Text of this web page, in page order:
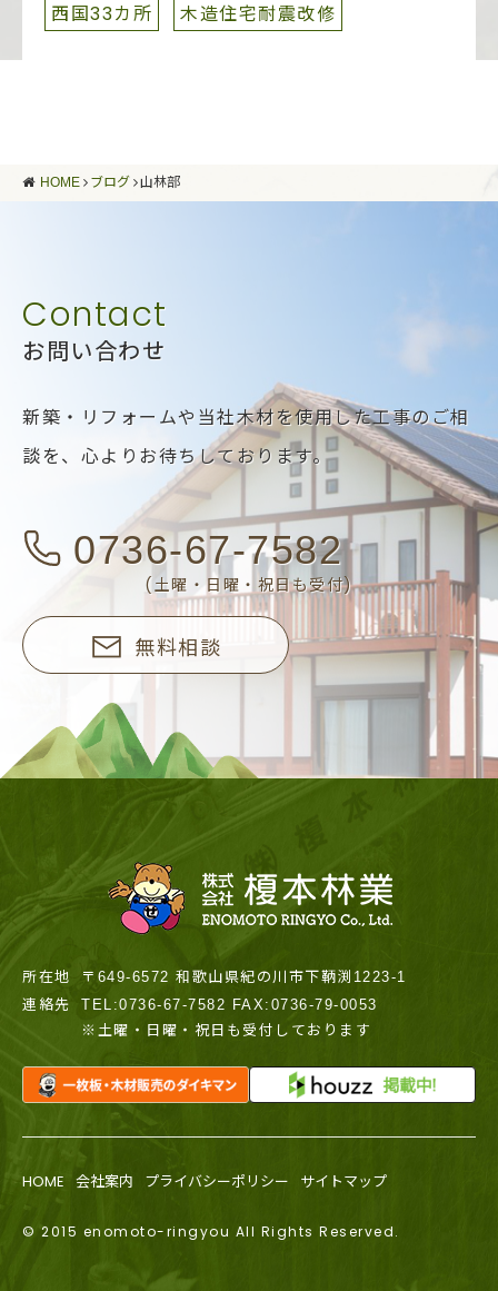
西国33カ所
木造住宅耐震改修
HOME ブログ 山林部
お問い合わせ
新築・リフォームや当社木材を使用した工事のご相
談を、 心よりお待ちしております。
0736-67-7582
(土曜・日曜・祝日も受付)
無料相談
所在地
〒649-6572 和歌山県紀の川市下鞆渕1223-1
連絡先
TEL:0736-67-7582 FAX:0736-79-0053
※土曜・日曜・祝日も受付しております
HOME 会社案内 プライバシーポリシー サイトマップ
© 2015 enomoto-ringyou All Rights Reserved.